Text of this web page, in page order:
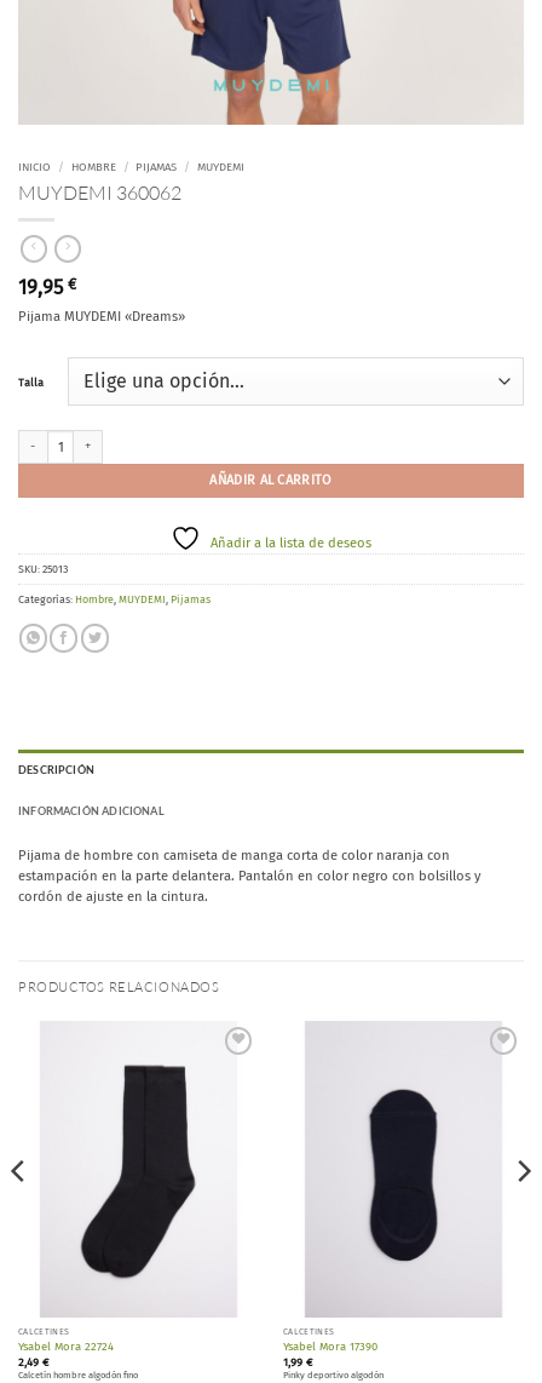
INICIO / HOMBRE / PIJAMAS / MUYDEMI
MUYDEMI 360062
19,95 €
Pijama MUYDEMI «Dreams»
Talla
AÑADIR AL CARRITO
Añadir a la lista de deseos
SKU: 25013
Categorías: Hombre MUYDEMI Pijamas
DESCRIPCIÓN
INFORMACIÓN ADICIONAL
Pijama de hombre con camiseta de manga corta de color naranja con
estampación en la parte delantera. Pantalón en color negro con bolsillos y
cordón de ajuste en la cintura.
PRODUCTOS RELACIONADOS
CALCETINES
Ysabel Mora 22724
2,49 €
Calcetín hombre algodón fino
CALCETINES
Ysabel Mora 17390
1,99 €
Pinky deportivo algodón